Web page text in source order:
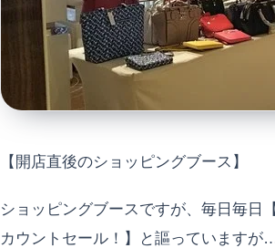
【開店直後のショッピングブース】
ショッピングブースですが、毎日毎日
カウントセール！】と謳っていますが